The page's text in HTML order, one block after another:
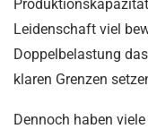
Leidenschaft viel
Doppelbelastung
klaren Grenzen
Dennoch haben